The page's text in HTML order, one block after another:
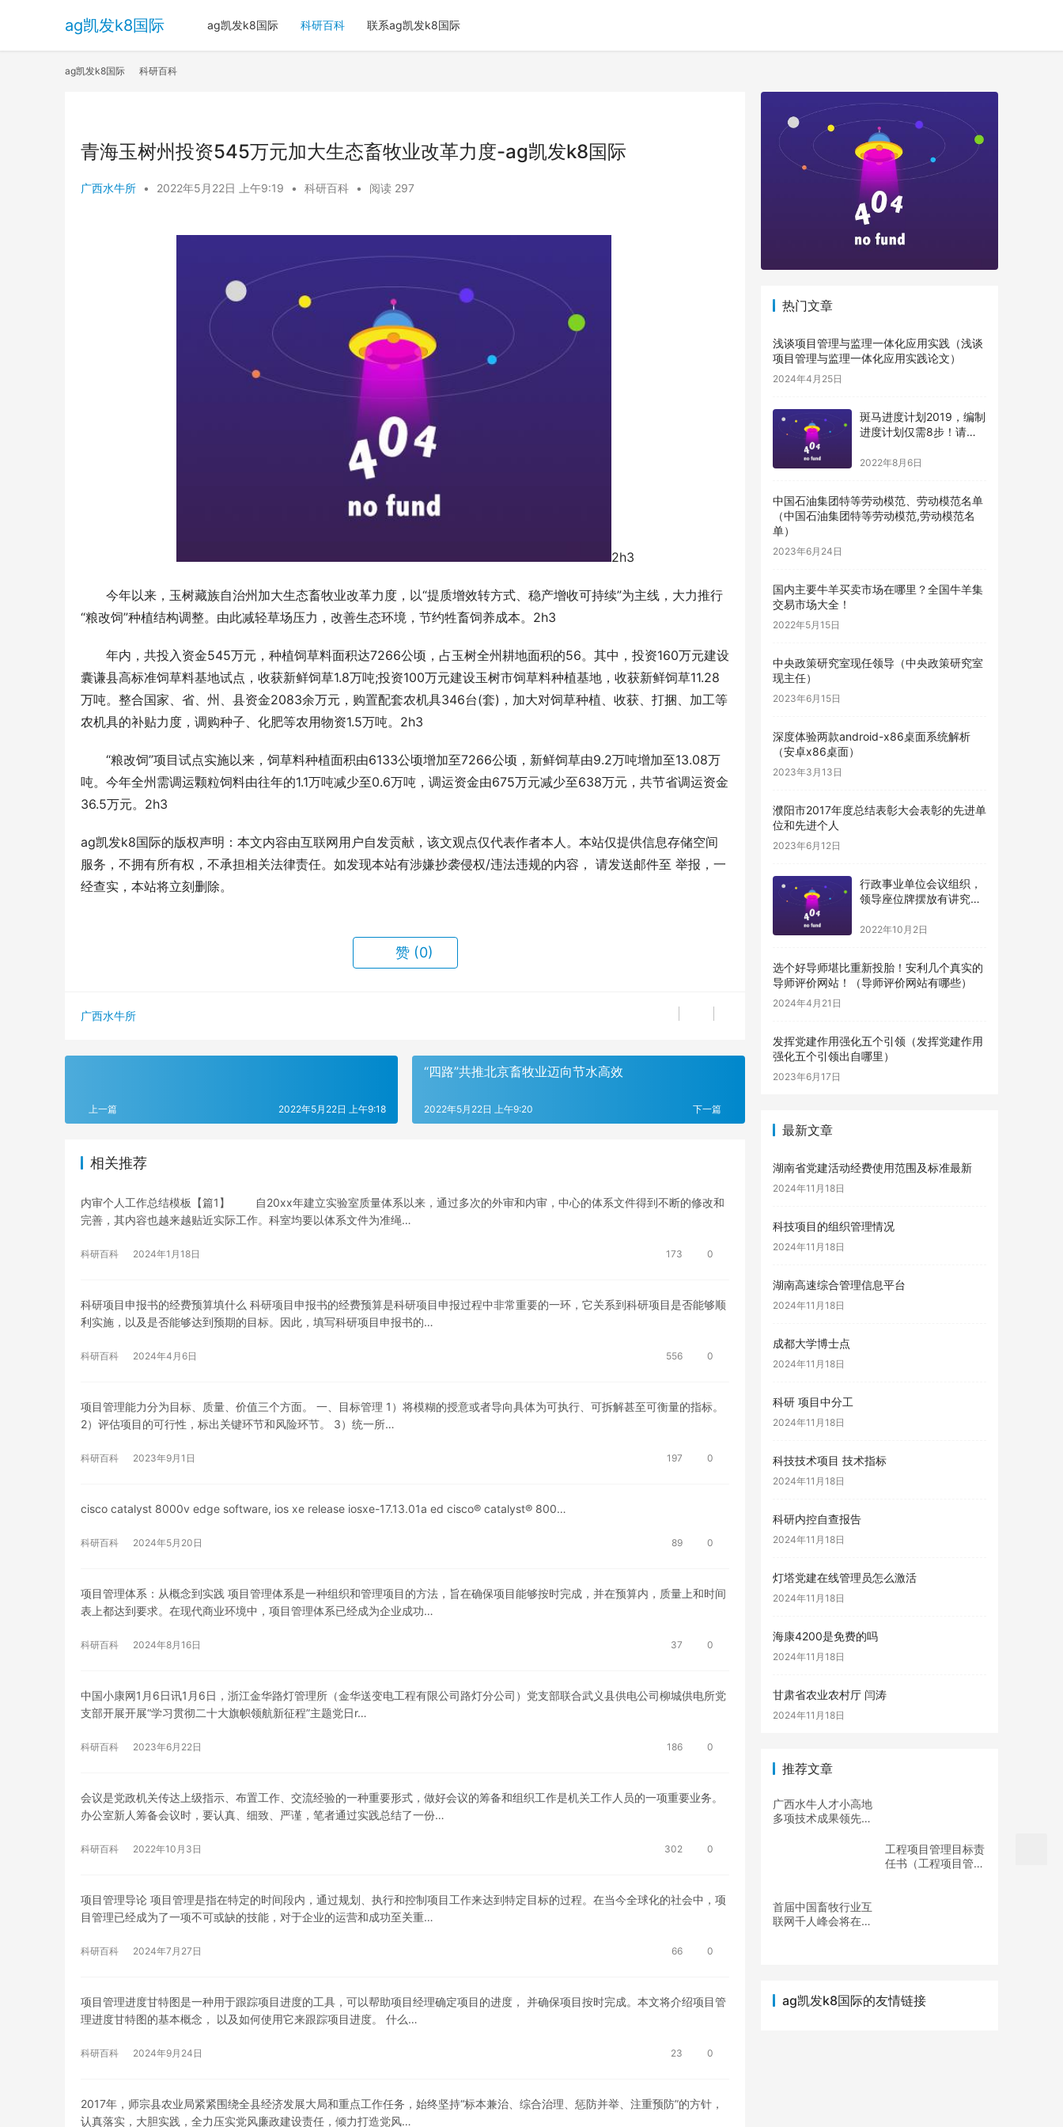
ag凯发k8国际 ag凯发k8国际 科研百科 联系ag凯发k8国际
ag凯发k8国际 科研百科
青海玉树州投资545万元加大生态畜牧业改革力度-ag凯发k8国际
广西水牛所 • 2022年5月22日 上午9:19 • 科研百科 • 阅读 297
2h3
今年以来，玉树藏族自治州加大生态畜牧业改革力度，以“提质增效转方式、稳产增收可持续”为主线，大力推行
“粮改饲”种植结构调整。由此减轻草场压力，改善生态环境，节约牲畜饲养成本。2h3
年内，共投入资金545万元，种植饲草料面积达7266公顷，占玉树全州耕地面积的56。其中，投资160万元建设
囊谦县高标准饲草料基地试点，收获新鲜饲草1.8万吨;投资100万元建设玉树市饲草料种植基地，收获新鲜饲草11.28
万吨。整合国家、省、州、县资金2083余万元，购置配套农机具346台(套)，加大对饲草种植、收获、打捆、加工等
农机具的补贴力度，调购种子、化肥等农用物资1.5万吨。2h3
“粮改饲”项目试点实施以来，饲草料种植面积由6133公顷增加至7266公顷，新鲜饲草由9.2万吨增加至13.08万
吨。今年全州需调运颗粒饲料由往年的1.1万吨减少至0.6万吨，调运资金由675万元减少至638万元，共节省调运资金
36.5万元。2h3
ag凯发k8国际的版权声明：本文内容由互联网用户自发贡献，该文观点仅代表作者本人。本站仅提供信息存储空间
服务，不拥有所有权，不承担相关法律责任。如发现本站有涉嫌抄袭侵权/违法违规的内容， 请发送邮件至 举报，一
经查实，本站将立刻删除。
赞 (0)
广西水牛所
上一篇 2022年5月22日 上午9:18
“四路”共推北京畜牧业迈向节水高效
下一篇
2022年5月22日 上午9:20
相关推荐
内审个人工作总结模板【篇1】 自20xx年建立实验室质量体系以来，通过多次的外审和内审，中心的体系文件得到不断的修改和
完善，其内容也越来越贴近实际工作。科室均要以体系文件为准绳…
科研百科 2024年1月18日 173 0
科研项目申报书的经费预算填什么 科研项目申报书的经费预算是科研项目申报过程中非常重要的一环，它关系到科研项目是否能够顺
利实施，以及是否能够达到预期的目标。因此，填写科研项目申报书的…
科研百科 2024年4月6日 556 0
项目管理能力分为目标、质量、价值三个方面。 一、目标管理 1）将模糊的授意或者导向具体为可执行、可拆解甚至可衡量的指标。
2）评估项目的可行性，标出关键环节和风险环节。 3）统一所…
科研百科 2023年9月1日 197 0
cisco catalyst 8000v edge software, ios xe release iosxe-17.13.01a ed cisco® catalyst® 800…
科研百科 2024年5月20日 89 0
项目管理体系：从概念到实践 项目管理体系是一种组织和管理项目的方法，旨在确保项目能够按时完成，并在预算内，质量上和时间
表上都达到要求。在现代商业环境中，项目管理体系已经成为企业成功…
科研百科 2024年8月16日 37 0
中国小康网1月6日讯1月6日，浙江金华路灯管理所（金华送变电工程有限公司路灯分公司）党支部联合武义县供电公司柳城供电所党
支部开展开展“学习贯彻二十大旗帜领航新征程”主题党日r…
科研百科 2023年6月22日 186 0
会议是党政机关传达上级指示、布置工作、交流经验的一种重要形式，做好会议的筹备和组织工作是机关工作人员的一项重要业务。
办公室新人筹备会议时，要认真、细致、严谨，笔者通过实践总结了一份…
科研百科 2022年10月3日 302 0
项目管理导论 项目管理是指在特定的时间段内，通过规划、执行和控制项目工作来达到特定目标的过程。在当今全球化的社会中，项
目管理已经成为了一项不可或缺的技能，对于企业的运营和成功至关重…
科研百科 2024年7月27日 66 0
项目管理进度甘特图是一种用于跟踪项目进度的工具，可以帮助项目经理确定项目的进度， 并确保项目按时完成。本文将介绍项目管
理进度甘特图的基本概念， 以及如何使用它来跟踪项目进度。 什么…
科研百科 2024年9月24日 23 0
2017年，师宗县农业局紧紧围绕全县经济发展大局和重点工作任务，始终坚持“标本兼治、综合治理、惩防并举、注重预防”的方针，
认真落实，大胆实践，全力压实党风廉政建设责任，倾力打造党风…
热门文章
浅谈项目管理与监理一体化应用实践（浅谈
项目管理与监理一体化应用实践论文）
2024年4月25日
斑马进度计划2019，编制
进度计划仅需8步！请收
骤）
2022年8月6日
中国石油集团特等劳动模范、劳动模范名单
（中国石油集团特等劳动模范,劳动模范名
单）
2023年6月24日
国内主要牛羊买卖市场在哪里？全国牛羊集
交易市场大全！
2022年5月15日
中央政策研究室现任领导（中央政策研究室
现主任）
2023年6月15日
深度体验两款android-x86桌面系统解析
（安卓x86桌面）
2023年3月13日
濮阳市2017年度总结表彰大会表彰的先进单
位和先进个人
2023年6月12日
行政事业单位会议组织，
领导座位牌摆放有讲究，
放顺序）
2022年10月2日
选个好导师堪比重新投胎！安利几个真实的
导师评价网站！（导师评价网站有哪些）
2024年4月21日
发挥党建作用强化五个引领（发挥党建作用
强化五个引领出自哪里）
2023年6月17日
最新文章
湖南省党建活动经费使用范围及标准最新
2024年11月18日
科技项目的组织管理情况
2024年11月18日
湖南高速综合管理信息平台
2024年11月18日
成都大学博士点
2024年11月18日
科研 项目中分工
2024年11月18日
科技技术项目 技术指标
2024年11月18日
科研内控自查报告
2024年11月18日
灯塔党建在线管理员怎么激活
2024年11月18日
海康4200是免费的吗
2024年11月18日
甘肃省农业农村厅 闫涛
2024年11月18日
推荐文章
广西水牛人才小高地
多项技术成果领先世
工程项目管理目标责
任书（工程项目管理
首届中国畜牧行业互
联网千人峰会将在郑
ag凯发k8国际的友情链接